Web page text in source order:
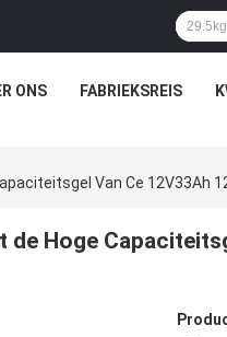
ONS FABRIEKSREIS
Van Ce 12V33Ah
de Hoge